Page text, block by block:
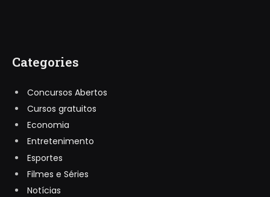
Categories
Concursos Abertos
Cursos gratuitos
Economia
Entretenimento
Esportes
Filmes e Séries
Notícias